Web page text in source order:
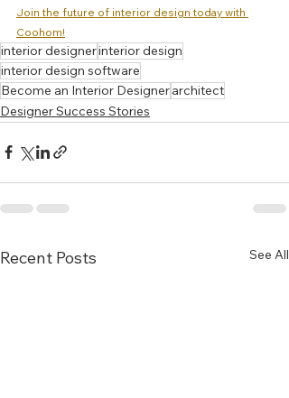
Join the future of interior design today with
Coohom!
interior designerinterior design
interior design software
Become an Interior Designerarchitect
Designer Success Stories
Recent Posts See All